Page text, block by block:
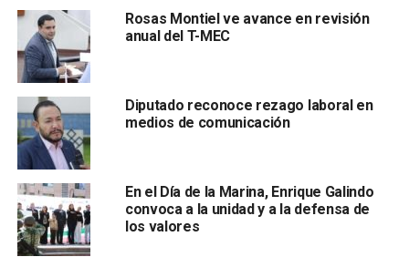
no se presentara el diputado Pedro César Carrizales
Becerr
a, pese a que este fue uno de los que convocaron
al foro, y a pesar de que sus asesores aseguraron que sí
se presentó, no hubo nadie que confirmara que así fue.
Rosas Montiel ve avance en revisión
anual del T-MEC
Diputado reconoce rezago laboral en
medios de comunicación
En el Día de la Marina, Enrique Galindo
convoca a la unidad y a la defensa de
los valores